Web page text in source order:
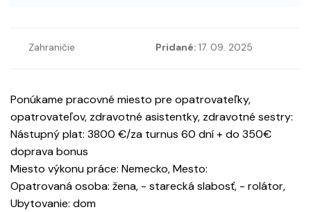
Zahraničie Pridané: 17. 09. 2025
Ponúkame pracovné miesto pre opatrovateľky,
opatrovateľov, zdravotné asistentky, zdravotné sestry:
Nástupný plat: 3800 €/za turnus 60 dní + do 350€
doprava bonus
Miesto výkonu práce: Nemecko, Mesto:
Opatrovaná osoba: žena, - starecká slabosť, - rolátor,
Ubytovanie: dom